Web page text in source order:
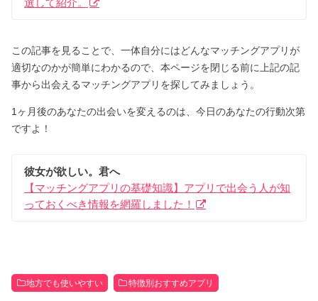
選して紹介。
この記事を見ることで、一体自分にはどんなマッチングアプリが
適切なのかが簡単にわかるので、本ページを閉じる前に上記の記
事から出会えるマッチングアプリを探してみましょう。
1ヶ月後のあなたの出会いを変えるのは、今日のあなたの行動次第
ですよ！
彼女が欲しい。君へ
【マッチングアプリの基礎知識】アプリで出会う人が知
っておくべき情報を網羅しました！
地方でも使いやすい 特徴別おすすめアプリ